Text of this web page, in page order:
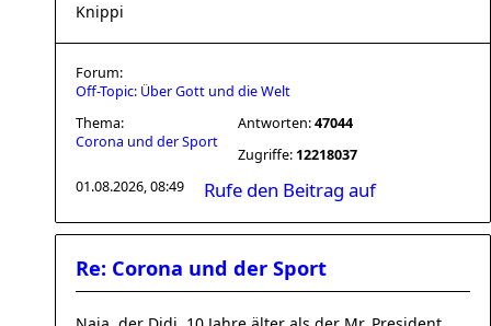
Knippi
Forum:
Off-Topic: Über Gott und die Welt
Thema:
Corona und der Sport
Antworten:47044
Zugriffe: 12218037
01.08.2026, 08:49
Rufe den Beitrag auf
Re: Corona und der Sport